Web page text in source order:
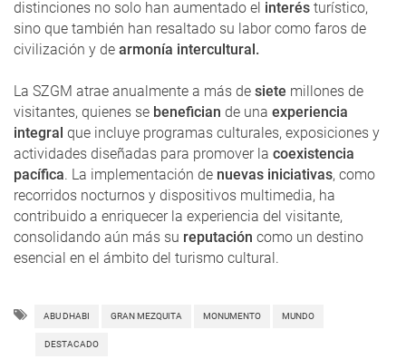
distinciones no solo han aumentado el interés turístico,
sino que también han resaltado su labor como faros de
civilización y de armonía intercultural.
La SZGM atrae anualmente a más de siete millones de
visitantes, quienes se benefician de una experiencia
integral que incluye programas culturales, exposiciones y
actividades diseñadas para promover la coexistencia
pacífica. La implementación de nuevas iniciativas, como
recorridos nocturnos y dispositivos multimedia, ha
contribuido a enriquecer la experiencia del visitante,
consolidando aún más su reputación como un destino
esencial en el ámbito del turismo cultural.
ABU DHABI GRAN MEZQUITA MONUMENTO MUNDO
DESTACADO